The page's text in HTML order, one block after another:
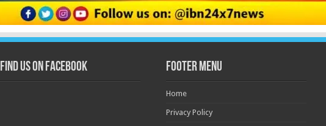
Find us on Facebook Footer Menu
Home
Privacy Policy